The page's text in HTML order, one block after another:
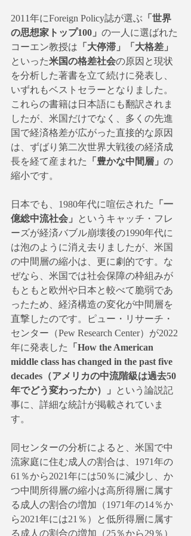
2011年にForeign Policy誌が選ぶ 「世界
の思想家トップ100」 の一人に選ばれた
コーエン教授は 「大停滞」「大格差」
といった米国の格差社会の原因と現状
を分析した著書を立て続けに発表し、
いずれもベストセラーとなりました。
これらの書籍は日本語にも翻訳されま
したが、米国だけでなく、多くの先進
国で経済格差が広がった直接的な原因
は、ずばり第二次世界大戦後の経済成
長を経て産まれた
「豊かな中間層」 の
縮小です。
日本でも、1980年代に喧伝された
「一
億総中流社会」
というキャッチ・フレ
ーズが経済バブル崩壊後の1990年代に
は泡のように消え去りましたが、米国
の中間層の縮小は、更に劇的です。な
ぜなら、米国では社会保障の枠組みが
もともと欧州や日本と較べて脆弱であ
ったため、経済構造の変化が中間層を
直撃したのです。ピュー・リサーチ・
センター（Pew Research Center）が2022
年に発表した
「How the American
middle class has changed in the past five
decades（アメリカの中流階級は過去50
年でどう変わったか）」
という論説記
事に、詳細な統計が掲載されていま
す。
同センターの分析によると、米国で中
流家庭に住む成人の割合は、1971年の
61％から2021年には50％に減少し、か
つ中間所得層の縮小は高所得層に属す
る成人の割合の増加（1971年の14％か
ら2021年には21％）と低所得層に属す
る成人の割合の増加（25％から29％）